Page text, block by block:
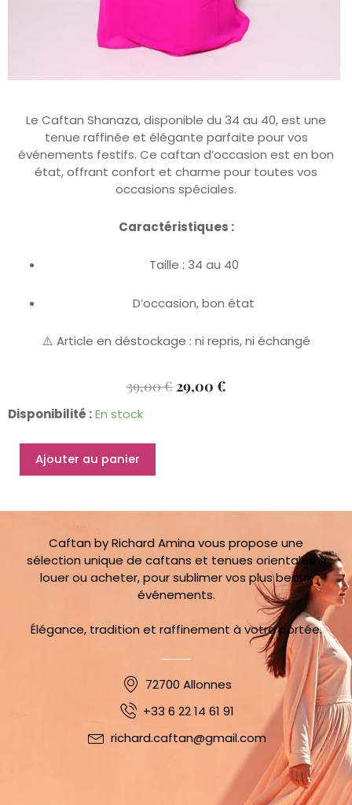
Le Caftan Shanaza, disponible du 34 au 40, est une
tenue raffinée et élégante parfaite pour vos
événements festifs. Ce caftan d’occasion est en bon
état, offrant confort et charme pour toutes vos
occasions spéciales.
Caractéristiques :
Taille : 34 au 40
D’occasion, bon état
⚠️ Article en déstockage : ni repris, ni échangé
39,00€ Le
29,00 €Le
Disponibilité :En stock
quantité
Caftan
Shanaza
40
Ajouter au panier
Caftan by Richard Amina vous propose une
sélection unique de caftans et tenues orientales à
louer ou acheter, pour sublimer vos plus beaux
événements.
Élégance, tradition et raffinement à votre portée.
72700 Allonnes
+33 6 22 14 61 91
richard.caftan@gmail.com